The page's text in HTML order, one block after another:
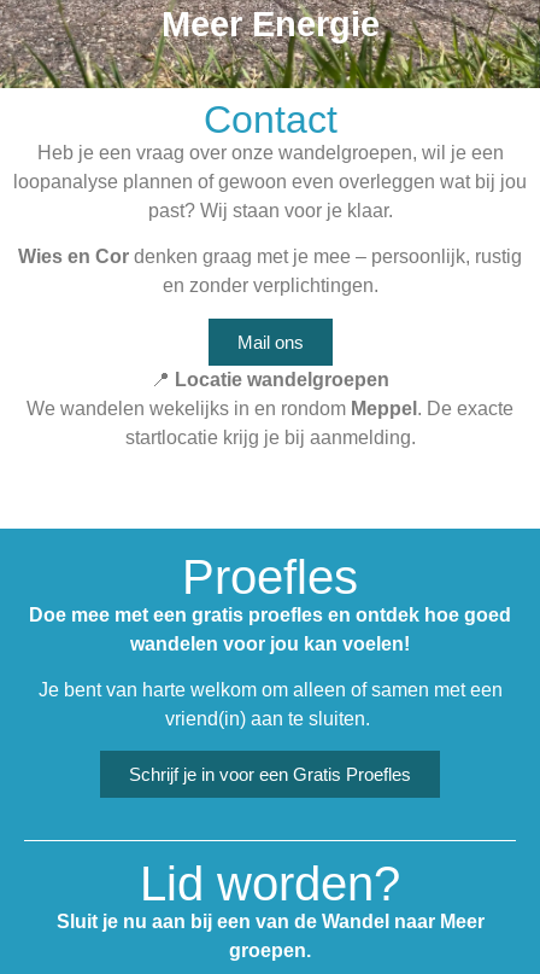
Meer Energie
Contact
Heb je een vraag over onze wandelgroepen, wil je een
loopanalyse plannen of gewoon even overleggen wat bij jou
past? Wij staan voor je klaar.
Wies en Cor denken graag met je mee – persoonlijk, rustig
en zonder verplichtingen.
Mail ons
📍 Locatie wandelgroepen
We wandelen wekelijks in en rondom Meppel . De exacte
startlocatie krijg je bij aanmelding.
Proefles
Doe mee met een gratis proefles en ontdek hoe goed
wandelen voor jou kan voelen!
Je bent van harte welkom om alleen of samen met een
vriend(in) aan te sluiten.
Schrijf je in voor een Gratis Proefles
Lid worden?
Sluit je nu aan bij een van de Wandel naar Meer
groepen.